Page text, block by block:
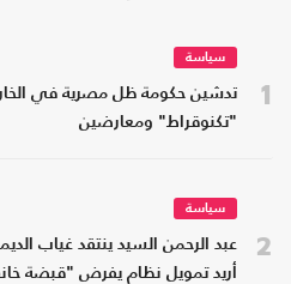
1
سياسة
تدشين حكومة ظل مصرية في
"تكنوقراط" ومعارضين
2
سياسة
عبد الرحمن السيد ينتقد غياب
أريد تمويل نظام يفرض "قبضة